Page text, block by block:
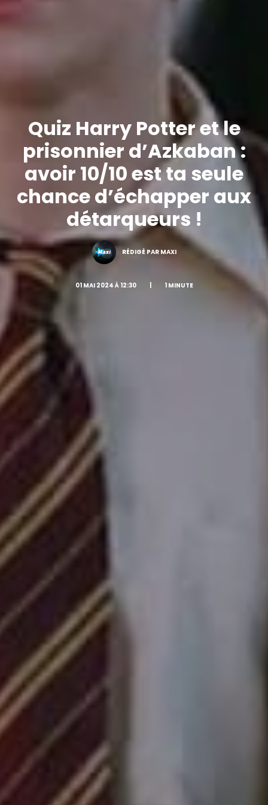
Quiz Harry Potter et le
prisonnier d’Azkaban :
avoir 10/10 est ta seule
chance d’échapper aux
détarqueurs !
RÉDIGÉ PAR MAXI
01 MAI 2024 À 12:30 | 1 MINUTE